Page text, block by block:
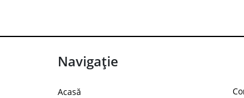
Navigație
Acasă